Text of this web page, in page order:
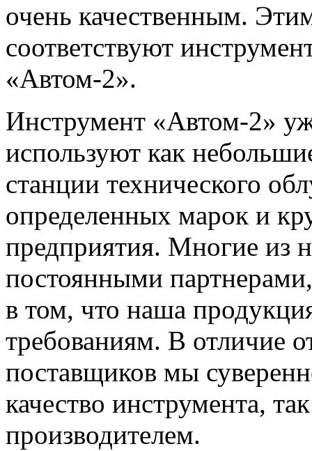
очень качественным.
соответствуют
«Автом-2».
Инструмент «Автом-2»
используют как
станции технического
определенных марок и
предприятия. Многие из
постоянными
в том, что наша
требованиям. В отличие
поставщиков мы
качество инструмента,
производителем.